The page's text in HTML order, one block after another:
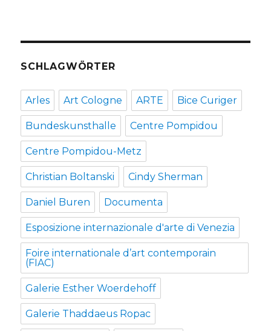
SCHLAGWÖRTER
Arles Art Cologne ARTE Bice Curiger
Bundeskunsthalle Centre Pompidou
Centre Pompidou-Metz
Christian Boltanski Cindy Sherman
Daniel Buren Documenta
Esposizione internazionale d'arte di Venezia
Foire internationale d’art contemporain
(FIAC)
Galerie Esther Woerdehoff
Galerie Thaddaeus Ropac